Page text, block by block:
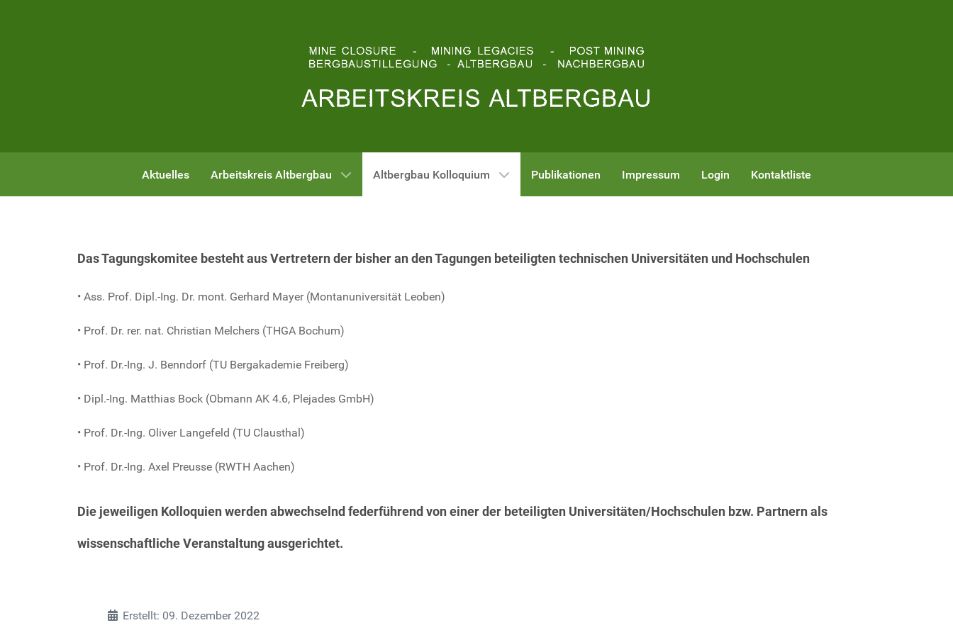
Aktuelles Arbeitskreis Altbergbau Altbergbau Kolloquium Publikationen Impressum Login Kontaktliste
Das Tagungskomitee besteht aus Vertretern der bisher an den Tagungen beteiligten technischen Universitäten und Hochschulen
• Ass. Prof. Dipl.-Ing. Dr. mont. Gerhard Mayer (Montanuniversität Leoben)
• Prof. Dr. rer. nat. Christian Melchers (THGA Bochum)
• Prof. Dr.-Ing. J. Benndorf (TU Bergakademie Freiberg)
• Dipl.-Ing. Matthias Bock (Obmann AK 4.6, Plejades GmbH)
• Prof. Dr.-Ing. Oliver Langefeld (TU Clausthal)
• Prof. Dr.-Ing. Axel Preusse (RWTH Aachen)
Die jeweiligen Kolloquien werden abwechselnd federführend von einer der beteiligten Universitäten/Hochschulen bzw. Partnern als
wissenschaftliche Veranstaltung ausgerichtet.
Details Erstellt: 09. Dezember 2022